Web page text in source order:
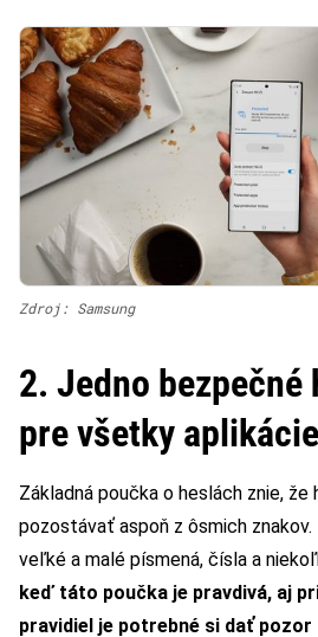
Zdroj: Samsung
2. Jedno
pre všetky aplikácie
Základná poučka o heslách znie, že
pozostávať aspoň z ôsmich
veľké a malé písmená, čísla a
keď táto poučka je pravdivá, aj
pravidiel je potrebné si dať pozor